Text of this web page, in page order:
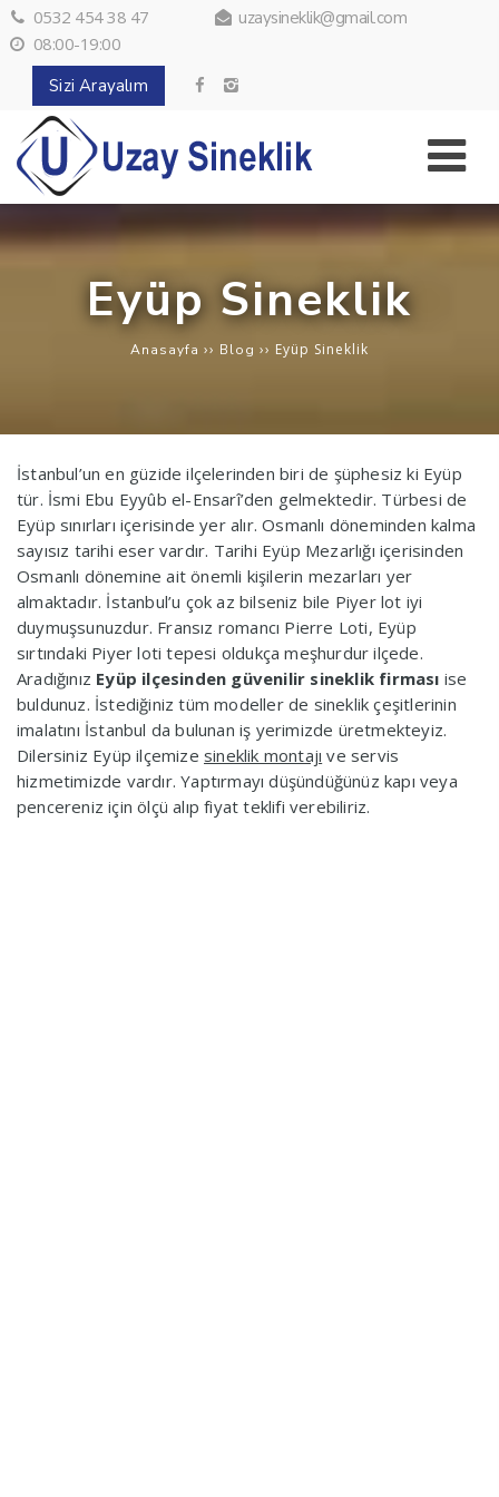
0532 454 38 47
uzaysineklik@gmail.com
08:00-19:00
Sizi Arayalım
Eyüp Sineklik
Anasayfa ›› Blog ›› Eyüp Sineklik
İstanbul’un en güzide ilçelerinden biri de şüphesiz ki Eyüp
tür. İsmi Ebu Eyyûb el-Ensarî’den gelmektedir. Türbesi de
Eyüp sınırları içerisinde yer alır. Osmanlı döneminden kalma
sayısız tarihi eser vardır. Tarihi Eyüp Mezarlığı içerisinden
Osmanlı dönemine ait önemli kişilerin mezarları yer
almaktadır. İstanbul’u çok az bilseniz bile Piyer lot iyi
duymuşsunuzdur. Fransız romancı Pierre Loti, Eyüp
sırtındaki Piyer loti tepesi oldukça meşhurdur ilçede.
Aradığınız Eyüp ilçesinden güvenilir sineklik firması ise
buldunuz. İstediğiniz tüm modeller de sineklik çeşitlerinin
imalatını İstanbul da bulunan iş yerimizde üretmekteyiz.
Dilersiniz Eyüp ilçemize sineklik montajı ve servis
hizmetimizde vardır. Yaptırmayı düşündüğünüz kapı veya
pencereniz için ölçü alıp fiyat teklifi verebiliriz.